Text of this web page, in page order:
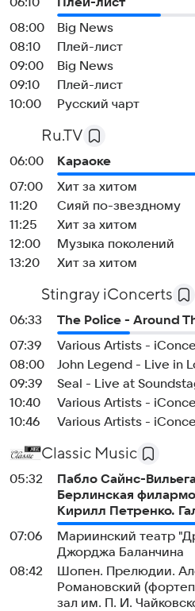
08:00
Big News
08:10
Плей-лист
09:00
Big News
09:10
Плей-лист
10:00
Русский чарт
Ru.TV
06:00
Караоке
07:00
Хит за хитом
11:20
Сияй по-звездному
11:25
Хит за хитом
12:00
Музыка поколений
13:20
Хит за хитом
Stingray iConcerts
06:33
The Police - Around
07:39
Various Artists -
08:00
John Legend - Live in
09:39
Seal - Live at
10:40
Various Artists -
10:46
Various Artists -
Classic Music
05:32
Пабло Сайнс-
Берлинская
Кирилл Петренко.
07:06
Мариинский театр
Джорджа Баланчина
08:42
Шопен. Прелюдии.
Романовский
зал им. П. И.